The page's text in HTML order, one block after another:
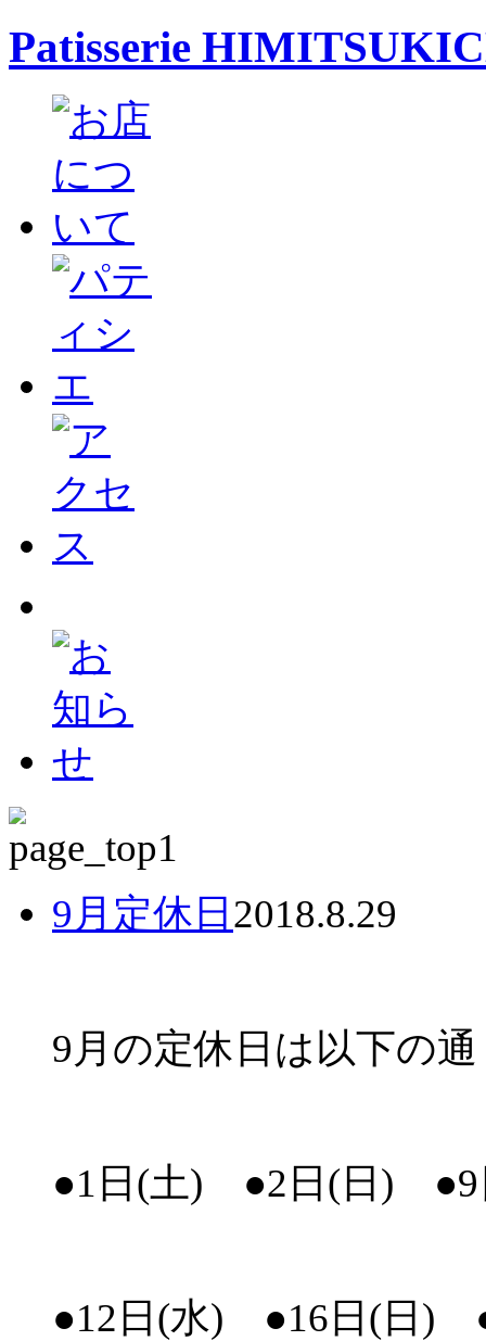
Patisserie
9月定休日 2018.8.29
9月の定休日は以下の
●1日(土) ●2日(日) ●9
●12日(水) ●16日(日)